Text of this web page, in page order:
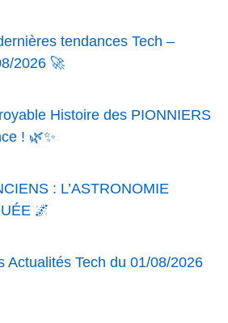
tendances Tech –
2026 🚀
Histoire des PIONNIERS
! 🌿✨
: L’ASTRONOMIE
🌌
Actualités Tech du 01/08/2026